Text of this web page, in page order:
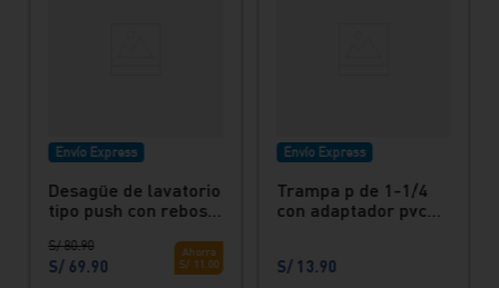
Envío Express
Desagüe de lavatorio
tipo push con rebose
20 cm)
S/ 80.90
S/ 69.90
Ahorra
S/ 11 00
Envío Express
Trampa p de 1-1/4
con adaptador pvc
S/ 13.90